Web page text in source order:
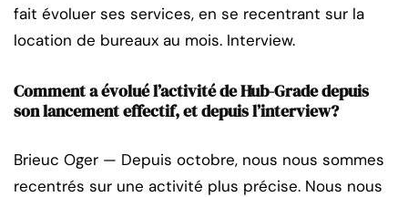
fait évoluer ses services, en se recentrant sur la
location de bureaux au mois. Interview.
Comment a évolué l’activité de Hub-Grade depuis
son lancement effectif, et depuis l’interview?
Brieuc Oger — Depuis octobre, nous nous sommes
recentrés sur une activité plus précise. Nous nous